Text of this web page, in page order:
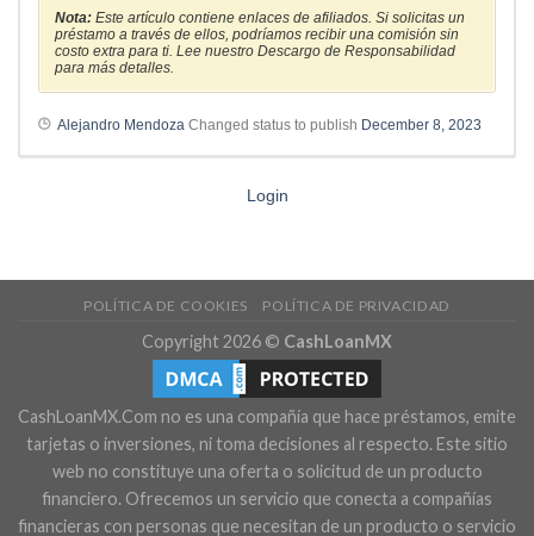
Nota: Este artículo contiene enlaces de afiliados. Si solicitas un
préstamo a través de ellos, podríamos recibir una comisión sin
costo extra para ti. Lee nuestro Descargo de Responsabilidad
para más detalles.
Alejandro Mendoza Changed status to publish December 8, 2023
Login
POLÍTICA DE COOKIES POLÍTICA DE PRIVACIDAD
Copyright 2026 © CashLoanMX
CashLoanMX.Com no es una compañía que hace préstamos, emite
tarjetas o inversiones, ni toma decisiones al respecto. Este sitio
web no constituye una oferta o solicitud de un producto
financiero. Ofrecemos un servicio que conecta a compañías
financieras con personas que necesitan de un producto o servicio